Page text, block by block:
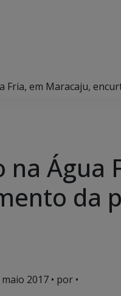
Fria, em Maracaju,
na Água
da
2017 • por •